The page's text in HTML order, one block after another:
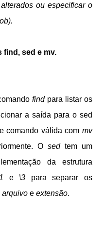
ou especificar o
find, sed e mv.
findpara listar os
a saída para o sed
comando válida com mv
O sedtem um
da estrutura
e \3 para separar os
arquivo e extensão.